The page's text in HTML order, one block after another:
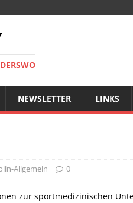
NEWSLETTER LINKS
Allgemein 0
zur sportmedizinischen